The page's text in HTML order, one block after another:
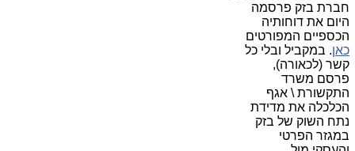
חברת בזק פרסמה
היום את דוחותיה
הכספיים המפורטים
כאן. במקביל ובלי כל
קשר (לכאורה),
פרסם משרד
התקשורת \ אגף
הכלכלה את מדידת
נתח השוק של בזק
במגזר הפרטי